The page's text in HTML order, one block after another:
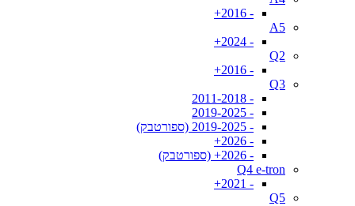
- 2016+
A5
- 2024+
Q2
- 2016+
Q3
- 2011-2018
- 2019-2025
- 2019-2025 (ספורטבק)
- 2026+
- 2026+ (ספורטבק)
Q4 e-tron
- 2021+
Q5